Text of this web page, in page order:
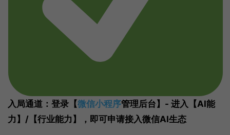
入局通道：登录【微信小程序管理后台】- 进入【AI能
力】/【行业能力】，即可申请接入微信AI生态